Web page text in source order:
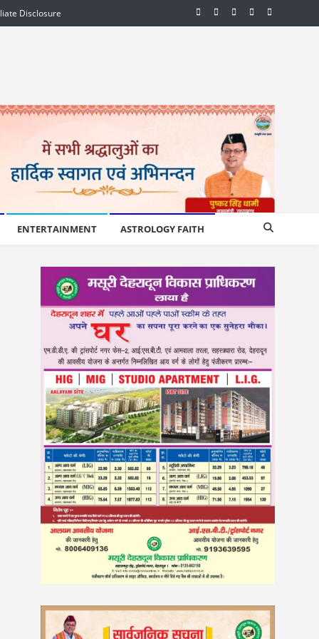
Disclosure
ENTERTAINMENT ASTROLOGY FAITH